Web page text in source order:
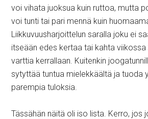
voi vihata juoksua kuin ruttoa, mutta
voi tunti tai pari mennä kuin
Liikkuvuusharjoittelun saralla joku ei
itseään edes kertaa tai kahta
varttia kerrallaan. Kuitenkin
sytyttää tuntua mielekkäältä ja tuoda
parempia tuloksia.
Tässähän näitä oli iso lista. Kerro, jos